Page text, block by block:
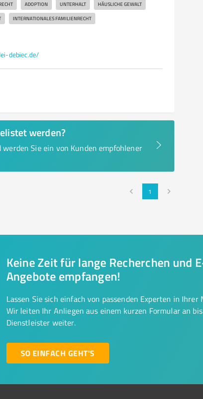
ADOPTION UNTERHALT HÄUSLICHE GEWALT
INTERNATIONALES FAMILIENRECHT
debiec.de/
werden?
Sie ein von Kunden empfohlener
1
Keine Zeit für lange Recherchen und
Angebote empfangen!
Lassen Sie sich einfach von passenden Experten in
Wir leiten Ihr Anliegen aus einem kurzen Formular an
Dienstleister weiter.
SO EINFACH GEHT'S